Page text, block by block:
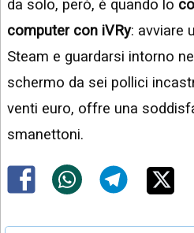
da solo, però, è quando lo
computer con iVRy: avviare
Steam e guardarsi intorno
schermo da sei pollici
venti euro, offre una
smanettoni.